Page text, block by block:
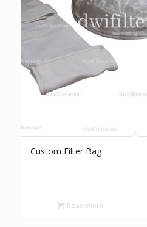
Custom Filter Bag
Read more